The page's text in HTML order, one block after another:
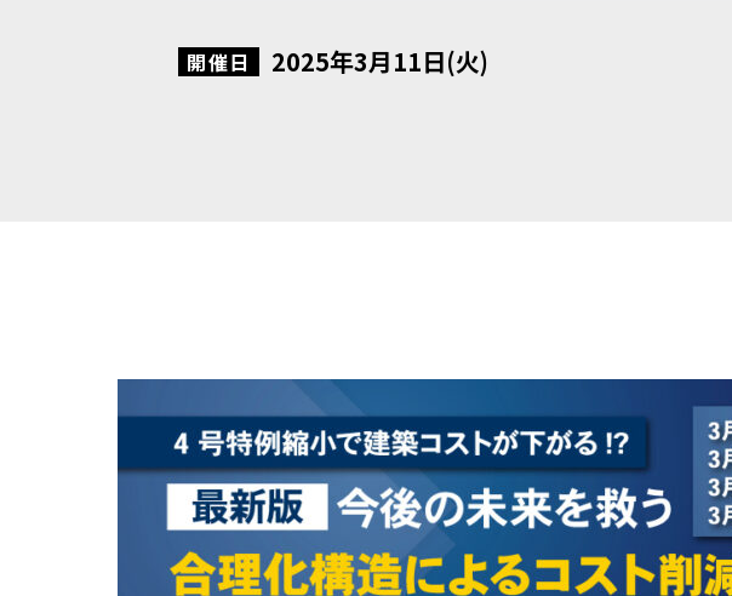
開催日 2025年3月11日(火)